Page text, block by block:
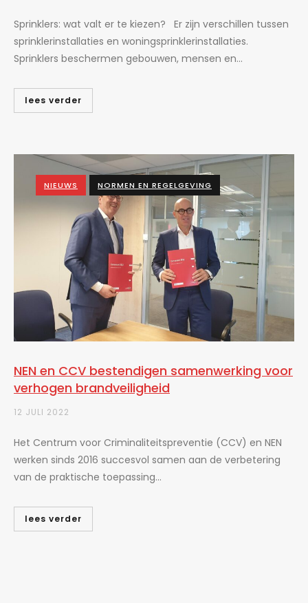
Sprinklers: wat valt er te kiezen? Er zijn verschillen tussen
sprinklerinstallaties en woningsprinklerinstallaties.
Sprinklers beschermen gebouwen, mensen en...
lees verder
NIEUWS NORMEN EN REGELGEVING
NEN en CCV bestendigen samenwerking voor
verhogen brandveiligheid
12 JULI 2022
Het Centrum voor Criminaliteitspreventie (CCV) en NEN
werken sinds 2016 succesvol samen aan de verbetering
van de praktische toepassing...
lees verder